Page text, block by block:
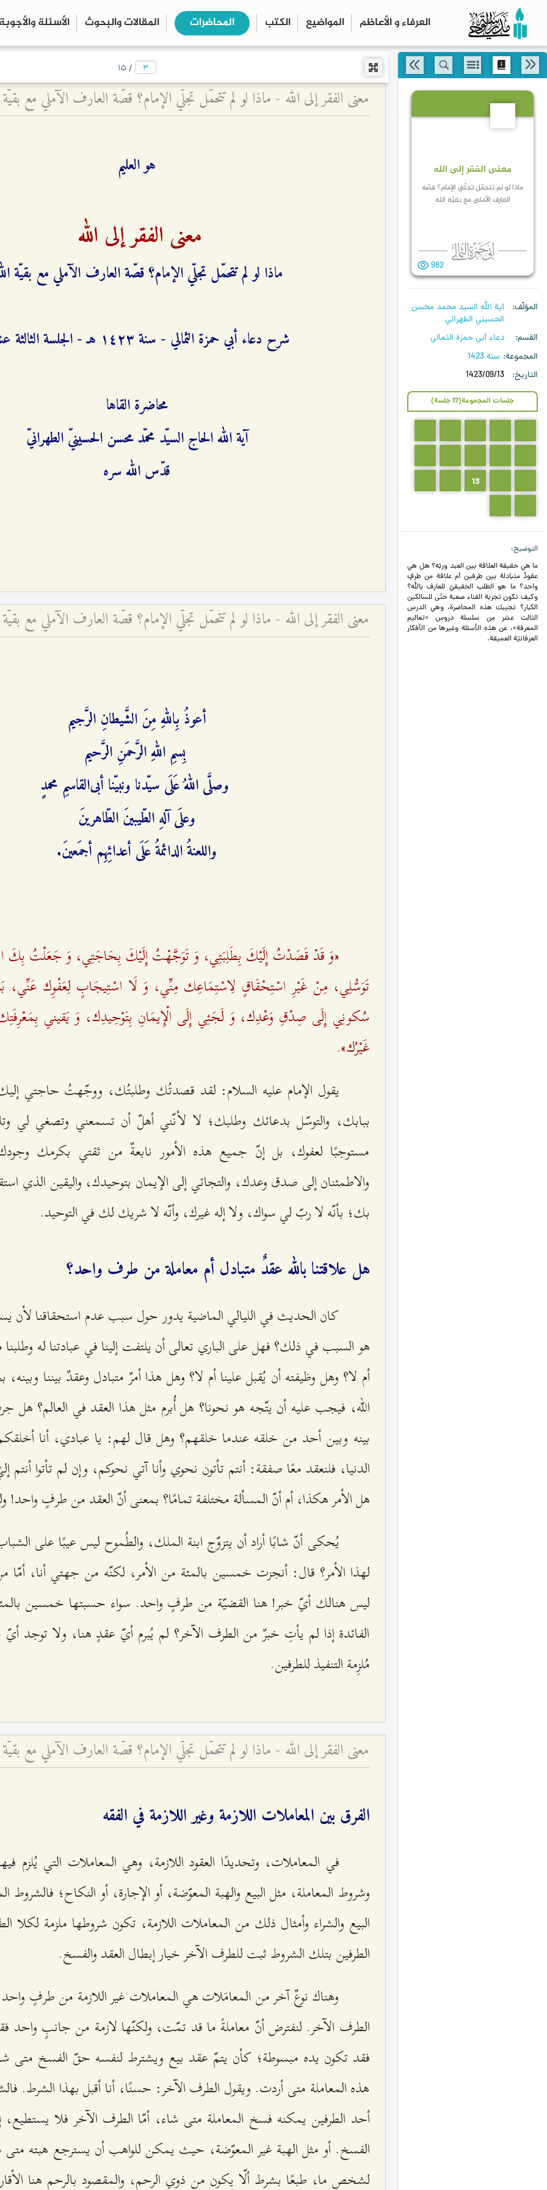
العرفاء و الأعاظم المواضیع الكتب المحاضرات المقالات والبحوث الأسئلة والأجوبة search
close
معنى الفقر إلى الله
ماذا لو لم تتحمّل تجلّي الإمام؟ قصّة
العارف الآملي مع بقيّة الله
982
المؤلّف
آية الله السيد محمد محسن
الحسيني الطهراني
القسم
دعاء أبي حمزة الثمالي
المجموعة سنة 1423
التاريخ
1423/09/13
جلسات المجموعة(17 جلسة)
13
التوضيح
ما هي حقيقة العلاقة بين العبد وربّه؟ هل هي
عقودٌ متبادلة بين طرفين أم علاقة من طرفٍ
واحد؟ ما هو الطلب الحقيقيّ للعارف بالله؟
وكيف تكون تجربة الفناء صعبة حتّى للسالكين
الكبار؟ تجيبك هذه المحاضرة، وهي الدرس
الثالث عشر من سلسلة دروس «تعاليم
المعرفة»، عن هذه الأسئلة وغيرها من الأفكار
العرفانيّة العميقة.
/ ۱۵
معنى الفقر إلى الله - ماذا لو لم تتحمّل تجلّي الإمام؟ قصّة العارف الآملي مع بقيّة
هو العليم
معنى الفقر إلى الله
ماذا لو لم تتحمّل تجلّي الإمام؟ قصّة العارف الآملي مع بقيّة
شرح دعاء أبي حمزة الثمالي - سنة ۱٤٢٣ هـ - الجلسة الثالثة عشرة
محاضرة القاها
آية الله الحاج السيّد محمّد محسن الحسينيّ الطهرانيّ
قدّس الله سره
معنى الفقر إلى الله - ماذا لو لم تتحمّل تجلّي الإمام؟ قصّة العارف الآملي مع بقيّة
أعوذُ بِاللهِ مِنَ الشَّیطانِ الرَّجیم
‌ بِسمِ اللهِ الرَّحمَنِ الرَّحیم
‌ وصلَّى اللهُ عَلَى سیّدنا ونبیّنا أبی‌القاسمِ محمدٍ
وعلَى آلهِ الطّیبینَ الطّاهرینَ
واللعنةُ الدائمةُ عَلَى أعدائِهِم أجمَعینَ.
«وَ قَدْ قَصَدْتُ إِلَیْكَ بِطَلِبَتِي، وَ تَوَجَّهْتُ إِلَیْكَ بِحَاجَتِي، وَ جَعَلْتُ بِكَ
تَوَسُّلِي، مِنْ غَیْرِ اسْتِحْقَاقٍ لِاسْتِمَاعِك مِنِّي، وَ لَا اسْتِیجَابٍ لِعَفْوِك عَنِّي،
سُكونِي إِلَی صِدْقِ وَعْدِك، وَ لَجَئِي إِلَی الْإِیمَانِ بِتَوْحِیدِك، وَ یَقیني
غَیْرُك».
يقول الإمام عليه السلام: لقد قصدتُك وطلبتُك، ووجّهتُ حاجتي
ببابك، والتوسّل بدعائك وطلبك؛ لا لأنّني أهلٌ أن تسمعني وتصغي لي
مستوجبًا لعفوك، بل إنّ جميع هذه الأمور نابعةٌ من ثقتي بكرمك
والاطمئنان إلى صدق وعدك، والتجائي إلى الإيمان بتوحيدك، واليقين الذي
بك؛ بأنّه لا ربّ لي سواك، ولا إله غيرك، وأنّه لا شريك لك في التوحيد.
هل علاقتنا بالله عقدٌ متبادل أم معاملة من طرف واحد؟
كان الحديث في الليالي الماضية يدور حول سبب عدم استحقاقنا لأن
هو السبب في ذلك؟ فهل على الباري تعالى أن يلتفت إلينا في عبادتنا له وطلبنا
أم لا؟ وهل وظيفته أن يُقبل علينا أم لا؟ وهل هذا أمرٌ متبادل وعقدٌ بيننا
الله، فيجب عليه أن يتّجه هو نحونا؟ هل أُبرم مثل هذا العقد في العالم؟ هل
بينه وبين أحد من خلقه عندما خلقهم؟ وهل قال لهم: يا عبادي، أنا
الدنيا، فلنعقد معًا صفقة: أنتم تأتون نحوي وأنا آتي نحوكم، وإن لم تأتوا أنتم
هل الأمر هكذا، أم أنّ المسألة مختلفة تمامًا؟ بمعنى أنّ العقد من طرفٍ
يُحكى أنّ شابًا أراد أن يتزوّج ابنة الملك، والطُموح ليس عيبًا على
لهذا الأمر؟ قال: أنجزت خمسين بالمئة من الأمر، لكنّه من جهتي أنا،
ليس هنالك أيّ خبر! هنا القضيّة من طرفٍ واحد. سواء حسبتها خمسين بالمئة
الفائدة إذا لم يأتِ خبرٌ من الطرف الآخر؟ لم يُبرم أيّ عقدٍ هنا، ولا توجد أيّ
مُلزِمة التنفيذ للطرفين.
معنى الفقر إلى الله - ماذا لو لم تتحمّل تجلّي الإمام؟ قصّة العارف الآملي مع بقيّة
الفرق بين المعاملات اللازمة وغير اللازمة في الفقه
في المعاملات، وتحديدًا العقود اللازمة، وهي المعاملات التي يُلزم
وشروط المعاملة، مثل البيع والهبة المعوّضة، أو الإجارة، أو النكاح؛ فالشروط
البيع والشراء وأمثال ذلك من المعاملات اللازمة، تكون شروطها ملزمة لكلا
الطرفين بتلك الشروط ثبت للطرف الآخر خيار إبطال العقد والفسخ.
وهناك نوعٌ آخر من المعامَلات هي المعاملات غير اللازمة من طرفٍ
الطرف الآخر. لنفترض أنّ معاملةً ما قد تمّت، ولكنّها لازمة من جانبٍ واحد
فقد تكون يده مبسوطة؛ كأن يتمّ عقد بيع ويشترط لنفسه حقّ الفسخ متى
هذه المعاملة متى أردت. ويقول الطرف الآخر: حسنًا، أنا أقبل بهذا الشرط.
أحد الطرفين يمكنه فسخ المعاملة متى شاء، أمّا الطرف الآخر فلا
الفسخ. أو مثل الهبة غير المعوّضة، حيث يمكن للواهب أن يسترجع هبته متى
لشخصٍ ما، طبعًا بشرط ألّا يكون من ذوي الرحم، والمقصود بالرحم هنا